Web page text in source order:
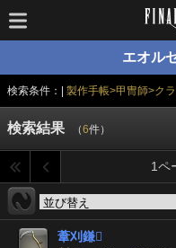
エオル
検索条件：| 製作手帳>甲冑師>ク
検索結果 （6件）
1ペ
葦刈鎌